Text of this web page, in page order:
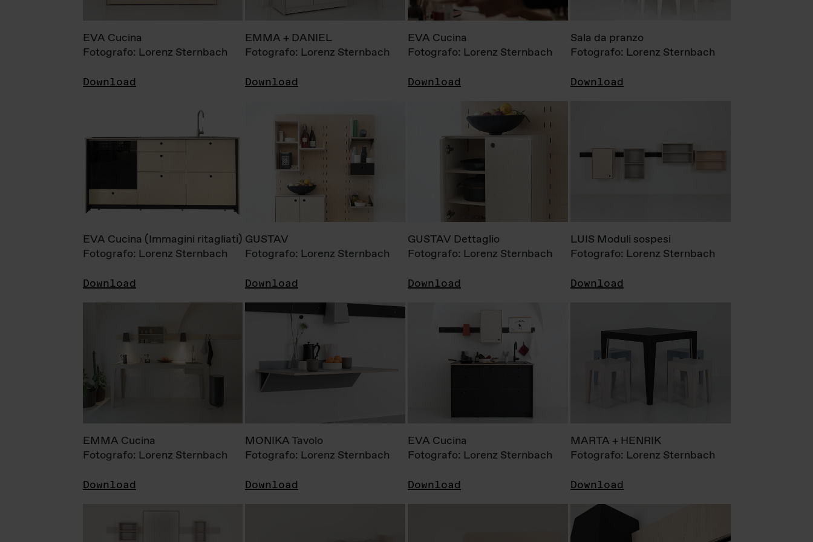
EVA Cucina
Fotografo: Lorenz Sternbach
Download
EMMA + DANIEL
Fotografo: Lorenz Sternbach
Download
EVA Cucina
Fotografo: Lorenz Sternbach
Download
Sala da pranzo
Fotografo: Lorenz Sternbach
Download
EVA Cucina (Immagini ritagliati)
Fotografo: Lorenz Sternbach
Download
GUSTAV
Fotografo: Lorenz Sternbach
Download
GUSTAV Dettaglio
Fotografo: Lorenz Sternbach
Download
LUIS Moduli sospesi
Fotografo: Lorenz Sternbach
Download
EMMA Cucina
Fotografo: Lorenz Sternbach
Download
MONIKA Tavolo
Fotografo: Lorenz Sternbach
Download
EVA Cucina
Fotografo: Lorenz Sternbach
Download
MARTA + HENRIK
Fotografo: Lorenz Sternbach
Download